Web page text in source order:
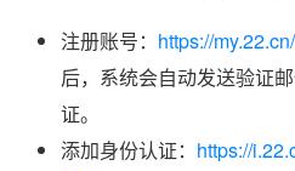
注册账号： https://
后，系统会自动发送验证
证。
添加身份认证： https://